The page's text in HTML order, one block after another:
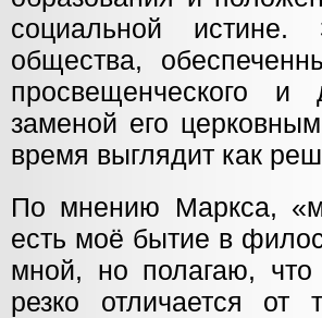
социальной
общества,
просвещенческого и
заменой его
время выглядит как
По мнению Маркса,
есть моё бытие в
мной, но полагаю, что
резко отличается от